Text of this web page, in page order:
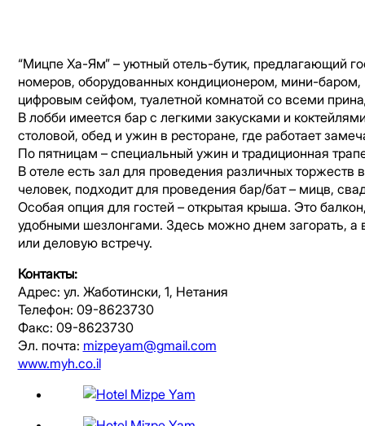
“Мицпе Ха-Ям” – уютный отель-бутик, предлагающий
номеров, оборудованных кондиционером, мини-
цифровым сейфом, туалетной комнатой со всеми
В лобби имеется бар с легкими закусками и
столовой, обед и ужин в ресторане, где работает
По пятницам – специальный ужин и традиционная
В отеле есть зал для проведения различных торжеств
человек, подходит для проведения бар/бат – мицв,
Особая опция для гостей – открытая крыша. Это
удобными шезлонгами. Здесь можно днем загорать, а
или деловую встречу.
Контакты:
Адрес: ул. Жаботински, 1, Нетания
Телефон: 09-8623730
Факс: 09-8623730
Эл. почта: mizpeyam@gmail.com
www.myh.co.il